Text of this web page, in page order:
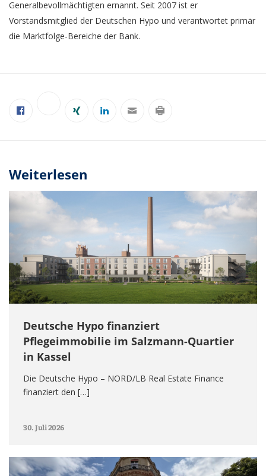
Generalbevollmächtigten ernannt. Seit 2007 ist er
Vorstandsmitglied der Deutschen Hypo und verantwortet primär
die Marktfolge-Bereiche der Bank.
Weiterlesen
Deutsche Hypo finanziert
Pflegeimmobilie im Salzmann-Quartier
in Kassel
Die Deutsche Hypo – NORD/LB Real Estate Finance
finanziert den […]
30. Juli 2026